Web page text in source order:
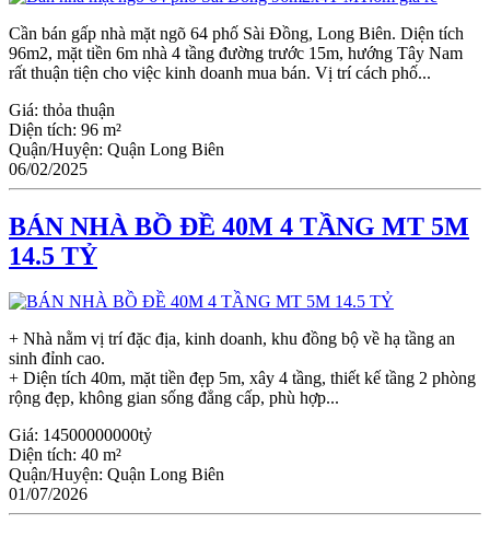
Cần bán gấp nhà mặt ngõ 64 phố Sài Đồng, Long Biên. Diện tích
96m2, mặt tiền 6m nhà 4 tầng đường trước 15m, hướng Tây Nam
rất thuận tiện cho việc kinh doanh mua bán. Vị trí cách phố...
Giá: thỏa thuận
Diện tích: 96 m²
Quận/Huyện: Quận Long Biên
06/02/2025
BÁN NHÀ BỒ ĐỀ 40M 4 TẦNG MT 5M
14.5 TỶ
+ Nhà nằm vị trí đặc địa, kinh doanh, khu đồng bộ về hạ tầng an
sinh đỉnh cao.
+ Diện tích 40m, mặt tiền đẹp 5m, xây 4 tầng, thiết kế tầng 2 phòng
rộng đẹp, không gian sống đẳng cấp, phù hợp...
Giá: 14500000000tỷ
Diện tích: 40 m²
Quận/Huyện: Quận Long Biên
01/07/2026